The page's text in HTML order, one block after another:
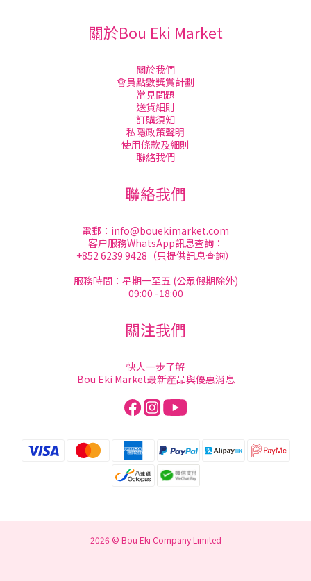
關於Bou Eki Market
關於我們
會員點數獎賞計劃
常見問題
送貨細則
訂購須知
私隱政策聲明
使用條款及細則
聯絡我們
聯絡我們
電郵： info@bouekimarket.com
客户服務WhatsApp訊息查詢：
+852 6239 9428（只提供訊息查詢）
服務時間：星期一至五 (公眾假期除外)
09:00 -18:00
關注我們
快人一步了解
Bou Eki Market最新産品與優惠消息
2026 © Bou Eki Company Limited